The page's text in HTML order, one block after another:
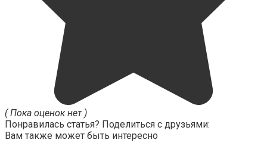
( Пока оценок нет )
Понравилась статья? Поделиться с друзьями:
Вам также может быть интересно